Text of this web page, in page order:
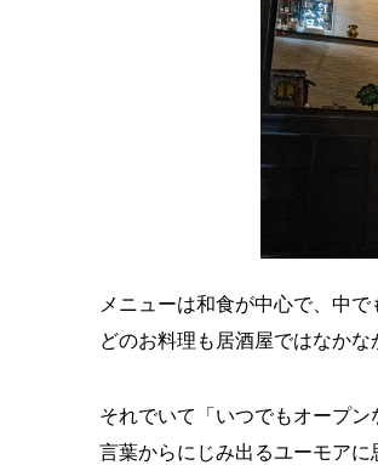
メニューは和食が中心で、中
どのお料理も居酒屋ではなかな
それでいて「いつでもオープン
言葉からにじみ出るユーモアに